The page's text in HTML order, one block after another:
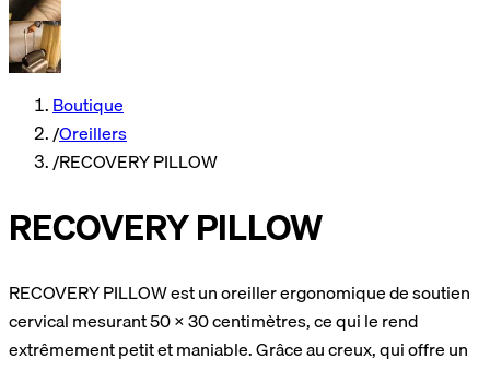
Boutique
/Oreillers
/RECOVERY PILLOW
RECOVERY PILLOW
RECOVERY PILLOW est un oreiller ergonomique de soutien
cervical mesurant 50 x 30 centimètres, ce qui le rend
extrêmement petit et maniable. Grâce au creux, qui offre un